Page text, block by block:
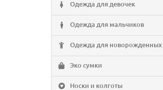
Одежда для девочек
Одежда для мальчиков
Одежда для новорожденных
Эко сумки
Носки и колготы